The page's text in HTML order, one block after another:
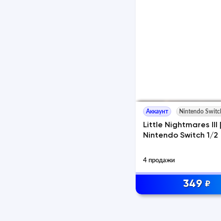
Аккаунт Nintendo
Little Nightmares III |
Nintendo Switch 1/2
4 продажи
349 ₽